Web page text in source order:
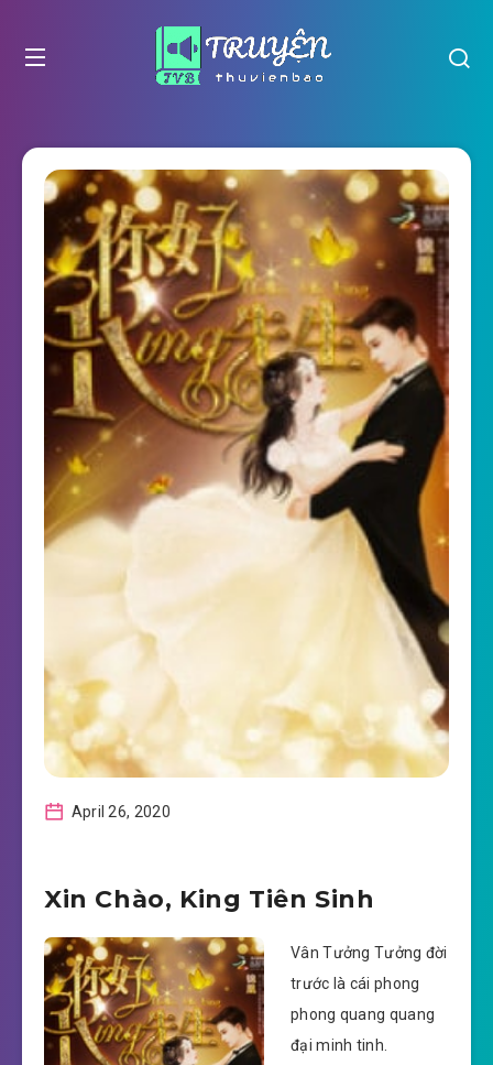
April 26, 2020
Xin Chào, King Tiên Sinh
Vân Tưởng Tưởng đời
trước là cái phong
phong quang quang
đại minh tinh.